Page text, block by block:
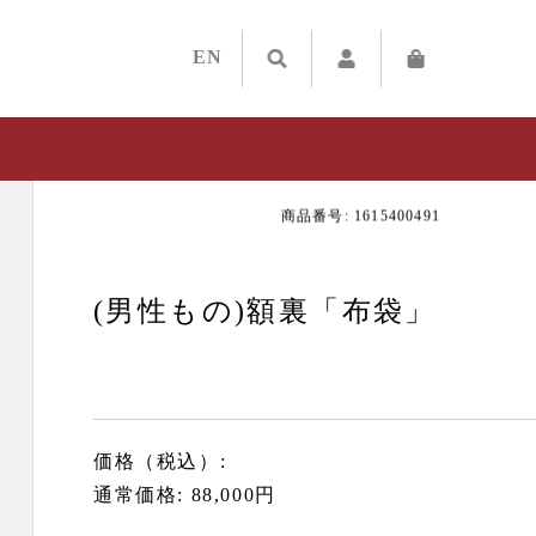
EN
商品番号: 1615400491
(男性もの)額裏「布袋」
価格（税込）:
通常価格: 88,000円